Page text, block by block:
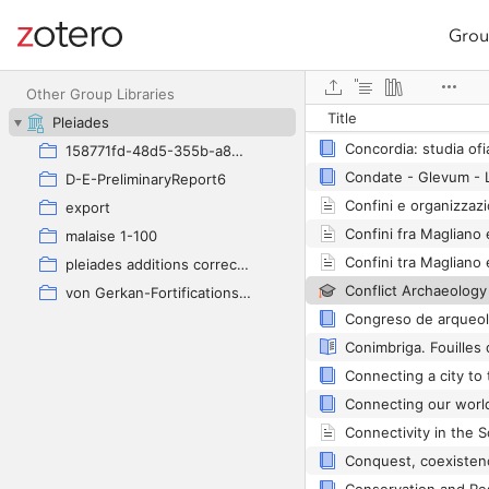
Site navigation
Other Group Libraries
Pleiades
158771fd-48d5-355b-a887-59923900a426
D-E-PreliminaryReport6
export
malaise 1-100
pleiades additions corrected
von Gerkan-Fortifications(Dura)
Title
Conceptualising
Condate - Glevum -
Connecting our